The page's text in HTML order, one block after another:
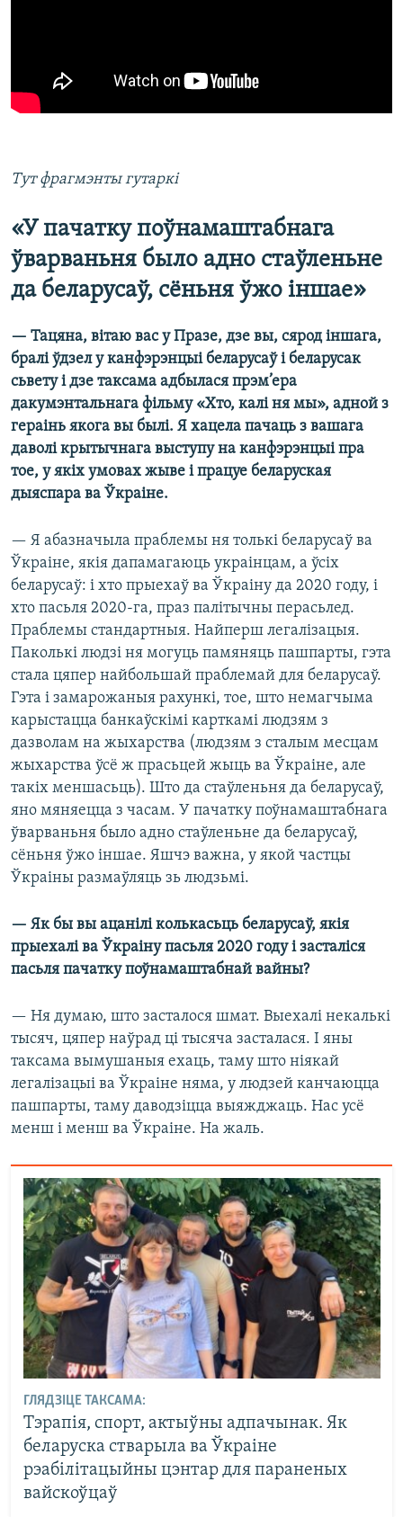
Тут фрагмэнты гутаркі
«У пачатку поўнамаштабнага
ўварваньня было адно стаўленьне
да беларусаў, сёньня ўжо іншае»
— Тацяна, вітаю вас у Празе, дзе вы, сярод іншага,
бралі ўдзел у канфэрэнцыі беларусаў і беларусак
сьвету і дзе таксама адбылася прэм’ера
дакумэнтальнага фільму «Хто, калі ня мы», адной з
гераінь якога вы былі. Я хацела пачаць з вашага
даволі крытычнага выступу на канфэрэнцыі пра
тое, у якіх умовах жыве і працуе беларуская
дыяспара ва Ўкраіне.
— Я абазначыла праблемы ня толькі беларусаў ва
Ўкраіне, якія дапамагаюць украінцам, а ўсіх
беларусаў: і хто прыехаў ва Ўкраіну да 2020 году, і
хто пасьля 2020-га, праз палітычны перасьлед.
Праблемы стандартныя. Найперш легалізацыя.
Паколькі людзі ня могуць памяняць пашпарты, гэта
стала цяпер найбольшай праблемай для беларусаў.
Гэта і замарожаныя рахункі, тое, што немагчыма
карыстацца банкаўскімі карткамі людзям з
дазволам на жыхарства (людзям з сталым месцам
жыхарства ўсё ж прасьцей жыць ва Ўкраіне, але
такіх меншасьць). Што да стаўленьня да беларусаў,
яно мяняецца з часам. У пачатку поўнамаштабнага
ўварваньня было адно стаўленьне да беларусаў,
сёньня ўжо іншае. Яшчэ важна, у якой частцы
Ўкраіны размаўляць зь людзьмі.
— Як бы вы ацанілі колькасьць беларусаў, якія
прыехалі ва Ўкраіну пасьля 2020 году і засталіся
пасьля пачатку поўнамаштабнай вайны?
— Ня думаю, што засталося шмат. Выехалі некалькі
тысяч, цяпер наўрад ці тысяча засталася. І яны
таксама вымушаныя ехаць, таму што ніякай
легалізацыі ва Ўкраіне няма, у людзей канчаюцца
пашпарты, таму даводзіцца выяжджаць. Нас усё
менш і менш ва Ўкраіне. На жаль.
ГЛЯДЗІЦЕ ТАКСАМА:
Тэрапія, спорт, актыўны адпачынак. Як
беларуска стварыла ва Ўкраіне
рэабілітацыйны цэнтар для параненых
вайскоўцаў